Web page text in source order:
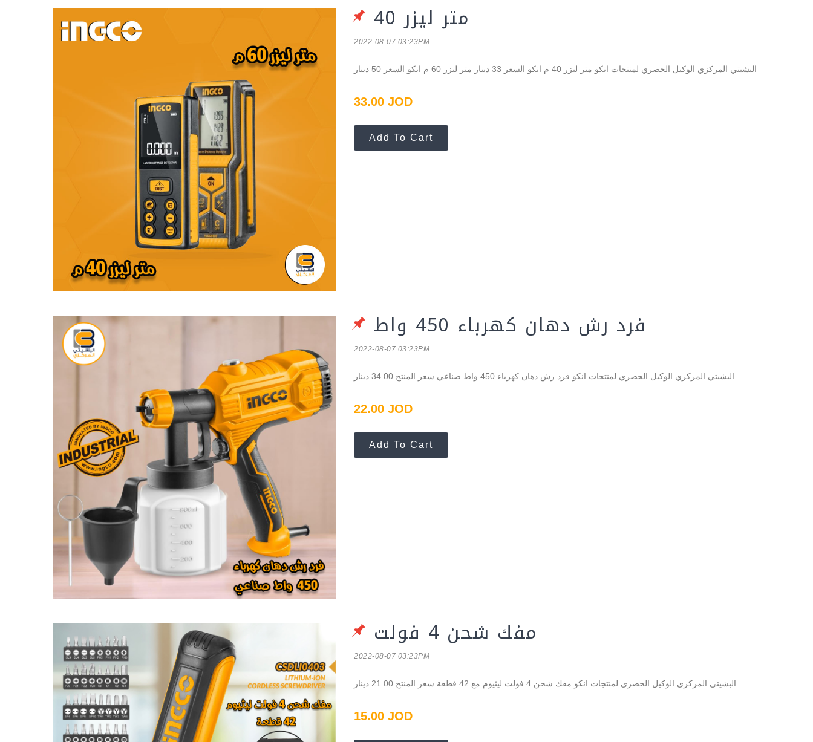
متر ليزر 40
2022-08-07 03:23PM
البشيتي المركزي الوكيل الحصري لمنتجات انكو متر ليزر 40 م انكو السعر 33 دينار متر ليزر 60 م انكو السعر 50 دينار
33.00 JOD
Add To Cart
فرد رش دهان كهرباء 450 واط
2022-08-07 03:23PM
البشيتي المركزي الوكيل الحصري لمنتجات انكو فرد رش دهان كهرباء 450 واط صناعي سعر المنتج 34.00 دينار
22.00 JOD
Add To Cart
مفك شحن 4 فولت
2022-08-07 03:23PM
البشيتي المركزي الوكيل الحصري لمنتجات انكو مفك شحن 4 فولت ليثيوم مع 42 قطعة سعر المنتج 21.00 دينار
15.00 JOD